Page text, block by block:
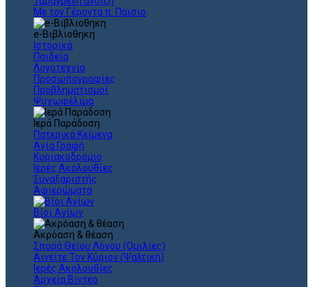
Με τον Γέροντα π. Παϊσιο
e-Βιβλιοθηκη
Ιστορικά
Παιδεία
Λογοτεχνία
Προσωπογραφίες
Προβληματισμοί
Ψυχωφέλιμα
Ιερά Παράδοση
Πατερικά Κείμενα
Αγία Γραφή
Κυριακοδρόμιο
Ιερές Ακολουθίες
Συναξαριστής
Αφιερώματα
Βίοι Αγίων
Ακρόαση & θέαση
Σπορά Θείου Λόγου (Ομιλίες)
Αινείτε Τον Κύριον (Ψαλτική)
Ιερές Ακολουθίες
Αρχεία Βίντεο